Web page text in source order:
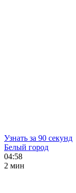
Узнать за 90 секунд
Белый город
04:58
2 мин